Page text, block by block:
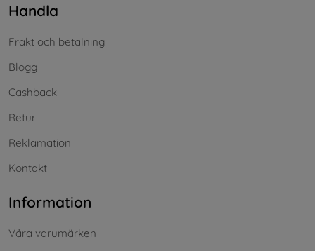
Handla
Frakt och betalning
Blogg
Cashback
Retur
Reklamation
Kontakt
Information
Våra varumärken